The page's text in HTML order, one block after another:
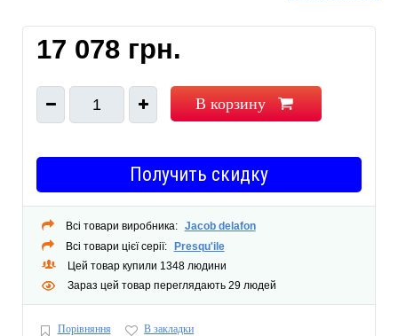
17 078 грн.
1 В корзину
Получить скидку
Всі товари виробника: Jacob delafon
Всі товари цієї серії:
Presqu'ile
Цей товар купили 1348 людини
Зараз цей товар переглядають 29 людей
Порівняння В закладки